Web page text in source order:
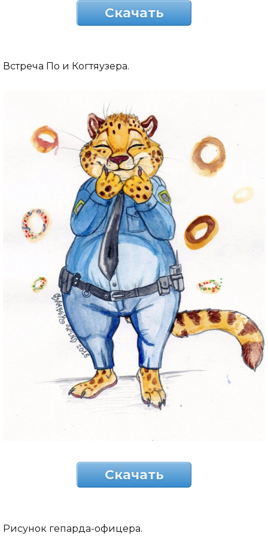
Скачать
Встреча По и Когтяузера.
Скачать
Рисунок гепарда-офицера.